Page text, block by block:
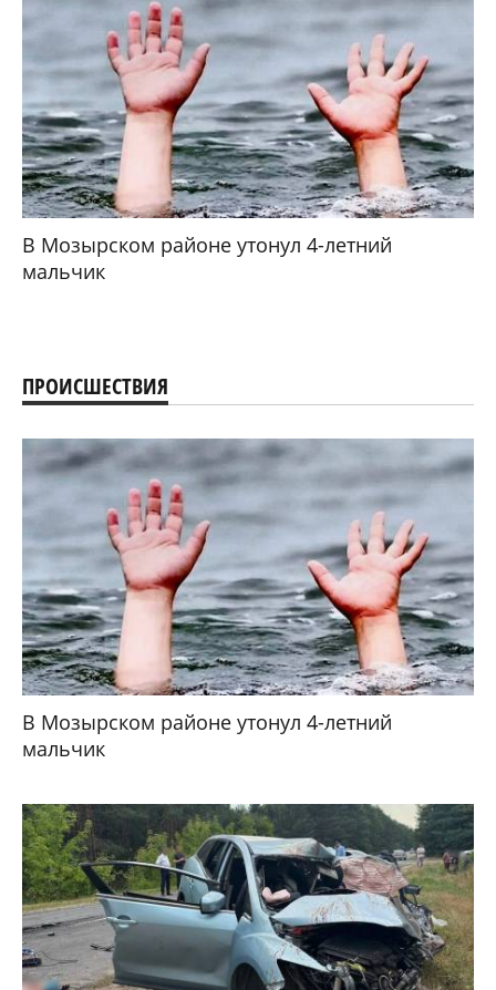
Сбер запустил SberPay в Беларуси
АВТО
В Гомеле изменится расписание некоторых
маршрутов общественного транспорта
Где в Гомеле и области 7 августа установлены
мобильные камеры контроля скорости